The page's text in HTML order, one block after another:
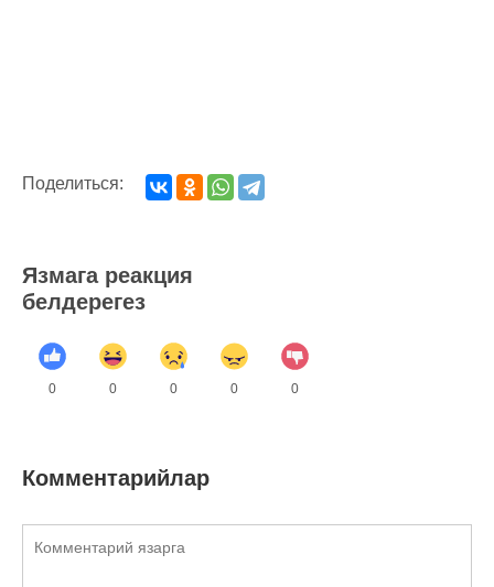
Поделиться:
Язмага реакция
белдерегез
0 0 0 0 0
Комментарийлар